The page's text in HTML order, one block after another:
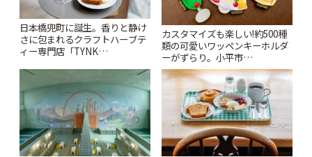
日本橋兜町に誕生。香りと静け
さに包まれるクラフトハーブテ
ィー専門店「TYNK
カスタマイズも楽しい!約500種
類の可愛いワッペンキーホルダ
ーがずらり。小平市
「Kimamaya T&K」 | ことりっ
ぷ